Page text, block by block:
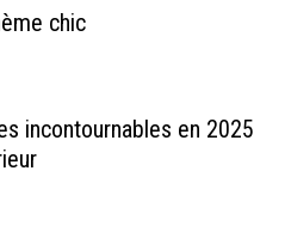
chic
incontournables en 2025